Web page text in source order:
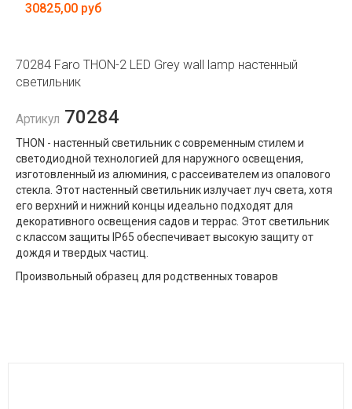
30825,00 руб
70284 Faro THON-2 LED Grey wall lamp настенный
светильник
Артикул 70284
THON - настенный светильник с современным стилем и
светодиодной технологией для наружного освещения,
изготовленный из алюминия, с рассеивателем из опалового
стекла. Этот настенный светильник излучает луч света, хотя
его верхний и нижний концы идеально подходят для
декоративного освещения садов и террас. Этот светильник
с классом защиты IP65 обеспечивает высокую защиту от
дождя и твердых частиц.
Произвольный образец для родственных товаров